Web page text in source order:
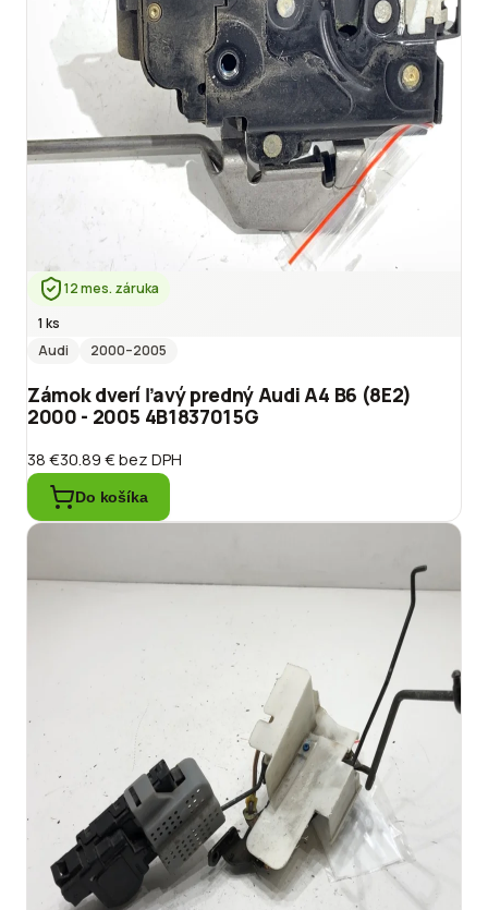
12 mes. záruka
1 ks
Audi
2000–2005
Zámok dverí ľavý predný Audi A4 B6 (8E2)
2000 - 2005 4B1837015G
38 €30.89 €bez DPH
Do košíka